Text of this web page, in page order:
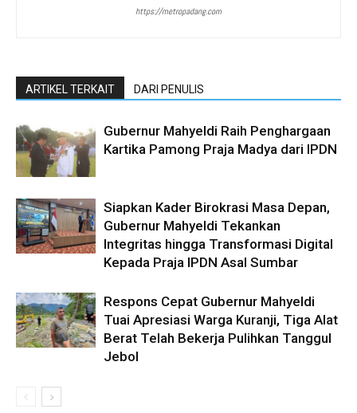
https://metropadang.com
ARTIKEL TERKAIT DARI PENULIS
Gubernur Mahyeldi Raih Penghargaan
Kartika Pamong Praja Madya dari IPDN
Siapkan Kader Birokrasi Masa Depan,
Gubernur Mahyeldi Tekankan
Integritas hingga Transformasi Digital
Kepada Praja IPDN Asal Sumbar
Respons Cepat Gubernur Mahyeldi
Tuai Apresiasi Warga Kuranji, Tiga Alat
Berat Telah Bekerja Pulihkan Tanggul
Jebol